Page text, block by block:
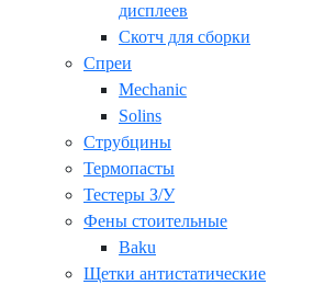
дисплеев
Скотч для сборки
Спреи
Mechanic
Solins
Струбцины
Термопасты
Тестеры З/У
Фены стоительные
Baku
Щетки антистатические